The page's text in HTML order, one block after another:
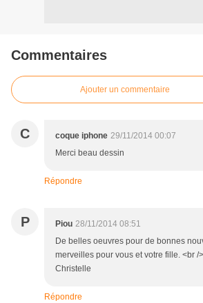
Commentaires
Ajouter un commentaire
C coque iphone 29/11/2014 00:07
Merci beau dessin
Répondre
P Piou 28/11/2014 08:51
De belles oeuvres pour de bonnes
merveilles pour vous et votre fille. <br /
Christelle
Répondre